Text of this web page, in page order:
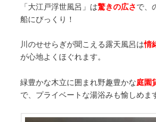
「大江戸浮世風呂」は驚きの広さで、
船にびっくり！
川のせせらぎが聞こえる露天風呂は情
が心地よくほぐれます。
緑豊かな木立に囲まれ野趣豊かな庭園
で、プライベートな湯浴みも愉しめま